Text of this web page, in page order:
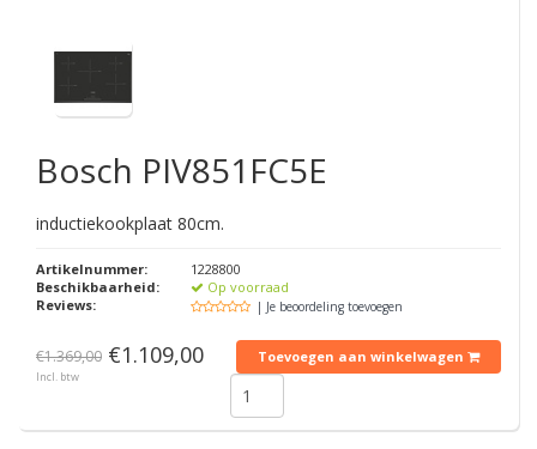
Bosch PIV851FC5E
inductiekookplaat 80cm.
Artikelnummer:
1228800
Beschikbaarheid:
Op voorraad
Reviews:
| Je beoordeling toevoegen
€1.369,00 €1.109,00
Incl. btw
Toevoegen aan winkelwagen